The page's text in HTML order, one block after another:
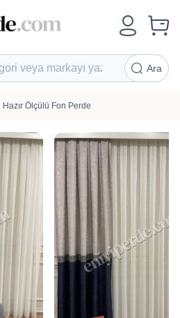
Ara
Hazır Ölçülü Fon Perde